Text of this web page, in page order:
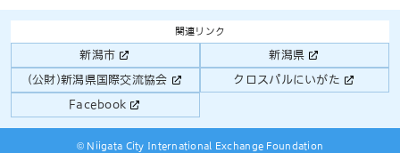
関連リンク
新潟市 新潟県
(公財)新潟県国際交流協会 クロスパルにいがた
Facebook
© Niigata City International Exchange Foundation